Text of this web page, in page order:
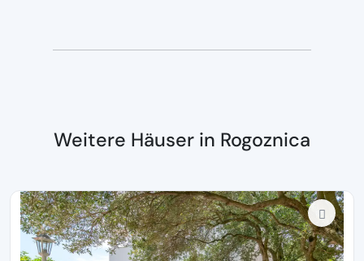
Weitere Häuser in Rogoznica